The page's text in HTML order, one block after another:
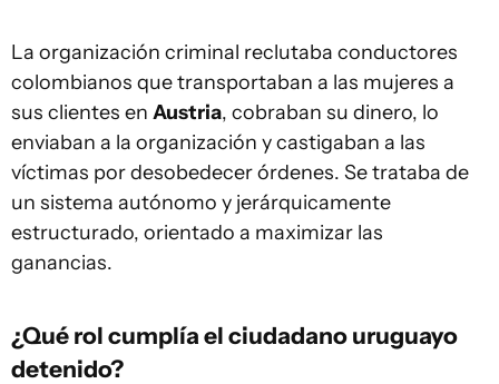
La organización criminal reclutaba conductores
colombianos que transportaban a las mujeres a
sus clientes en Austria, cobraban su dinero, lo
enviaban a la organización y castigaban a las
víctimas por desobedecer órdenes. Se trataba de
un sistema autónomo y jerárquicamente
estructurado, orientado a maximizar las
ganancias.
¿Qué rol cumplía el ciudadano uruguayo
detenido?